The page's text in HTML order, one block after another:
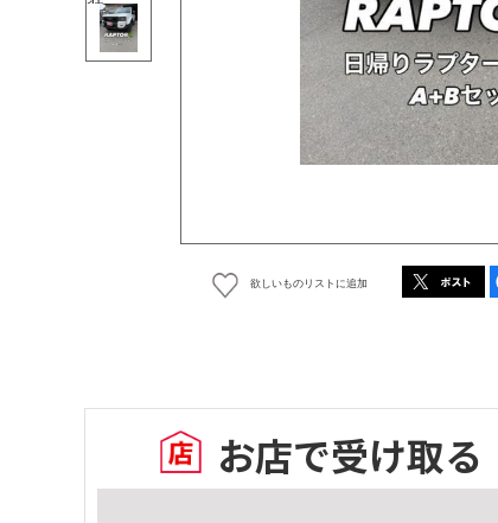
欲しいものリストに追加
お店で受け取る